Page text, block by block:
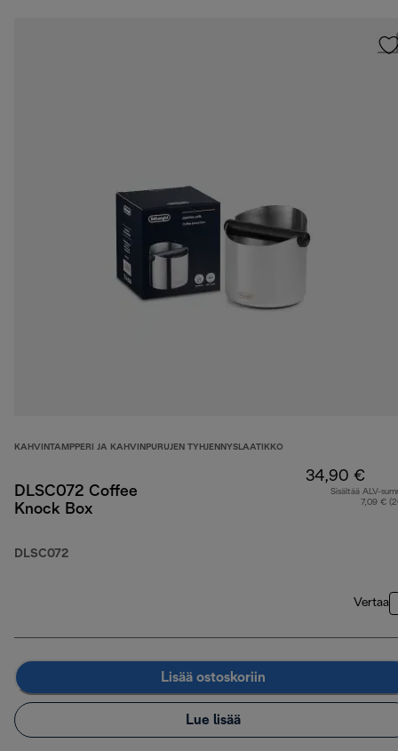
KAHVINTAMPPERI JA KAHVINPURUJEN TYHJENNYSLAATIKKO
DLSC072 Coffee
Knock Box
DLSC072
34,90 €
Sisältää ALV-
7,09 €
Vertaa
Lisää ostoskoriin
Lue lisää